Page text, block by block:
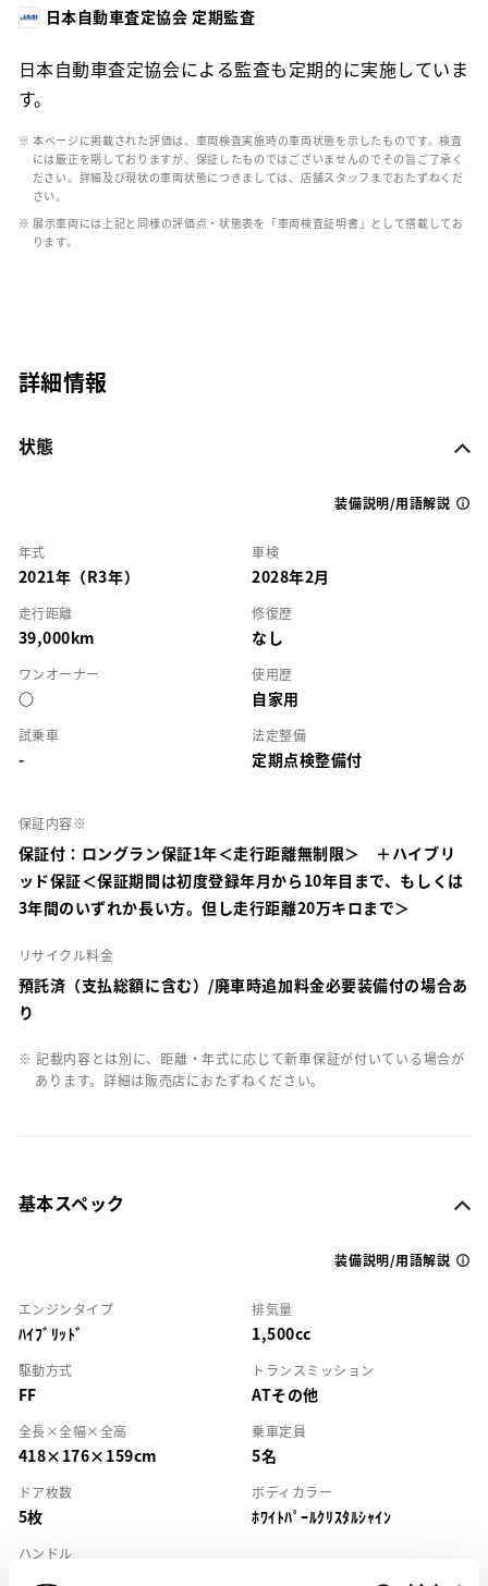
日本自動車査定協会 定期監査
日本自動車査定協会による監査も定期的に実施していま
す。
※ 本ページに掲載された評価は、車両検査実施時の車両状態を示したものです。検査
には厳正を期しておりますが、保証したものではございませんのでその旨ご了承く
ださい。詳細及び現状の車両状態につきましては、店舗スタッフまでおたずねくだ
さい。
※ 展示車両には上記と同様の評価点・状態表を「車両検査証明書」として搭載してお
ります。
詳細情報
状態
装備説明/用語解説
年式
2021年（R3年）
車検
2028年2月
走行距離
39,000km
修復歴
なし
ワンオーナー
○
使用歴
自家用
試乗車
-
法定整備
定期点検整備付
保証内容※
保証付：ロングラン保証1年＜走行距離無制限＞ ＋ハイブリ
ッド保証＜保証期間は初度登録年月から10年目まで、もしくは
3年間のいずれか長い方。但し走行距離20万キロまで＞
リサイクル料金
預託済（支払総額に含む）/廃車時追加料金必要装備付の場合あ
り
※ 記載内容とは別に、距離・年式に応じて新車保証が付いている場合が
あります。詳細は販売店におたずねください。
基本スペック
装備説明/用語解説
エンジンタイプ
ﾊｲﾌﾞﾘｯﾄﾞ
排気量
1,500cc
駆動方式
FF
トランスミッション
ATその他
全長×全幅×全高
418×176×159cm
乗車定員
5名
ドア枚数
5枚
ボディカラー
ﾎﾜｲﾄﾊﾟｰﾙｸﾘｽﾀﾙｼｬｲﾝ
ハンドル